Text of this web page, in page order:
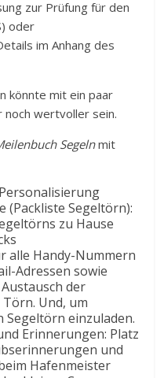
zur Prüfung für den
oder
im Anhang des
könnte mit ein paar
noch wertvoller sein.
Segelnmit
(Packliste Segeltörn):
zu Hause
alle Handy-Nummern
Adressen sowie
der
Und, um
Segeltörn einzuladen.
Erinnerungen: Platz
und
Hafenmeister